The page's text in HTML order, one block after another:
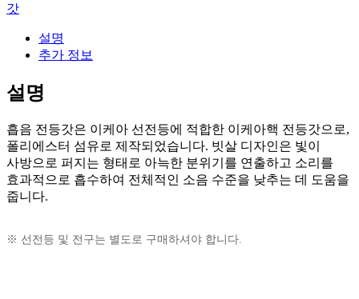
갓
설명
추가 정보
설명
흡음 전등갓은 이케아 선전등에 적합한 이케아핵 전등갓으로,
폴리에스터 섬유로 제작되었습니다. 빗살 디자인은 빛이
사방으로 퍼지는 형태로 아늑한 분위기를 연출하고 소리를
효과적으로 흡수하여 전체적인 소음 수준을 낮추는 데 도움을
줍니다.
※ 선전등 및 전구는 별도로 구매하셔야 합니다.